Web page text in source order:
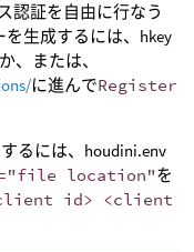
認証を自由に行なう
を生成するには、hkey
、または、
に進んでRegister
るには、houdini.env
location"を
id> <client